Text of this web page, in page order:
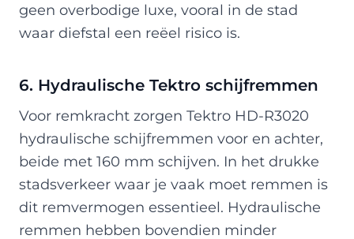
geen overbodige luxe, vooral in de stad
waar diefstal een reëel risico is.
6. Hydraulische Tektro schijfremmen
Voor remkracht zorgen Tektro HD-R3020
hydraulische schijfremmen voor en achter,
beide met 160 mm schijven. In het drukke
stadsverkeer waar je vaak moet remmen is
dit remvermogen essentieel. Hydraulische
remmen hebben bovendien minder